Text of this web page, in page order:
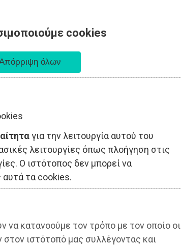
cookies
για την λειτουργία αυτού του
λειτουργίες όπως πλοήγηση στις
Ο ιστότοπος δεν μπορεί να
αυτά τα cookies.
να κατανοούμε τον τρόπο με τον οποίο οι
ιστότοπό μας συλλέγοντας και